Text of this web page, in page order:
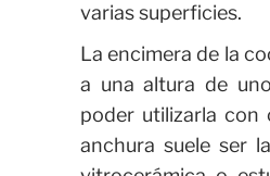
varias superficies.
La encimera de la
a una altura de
poder utilizarla con
anchura suele ser